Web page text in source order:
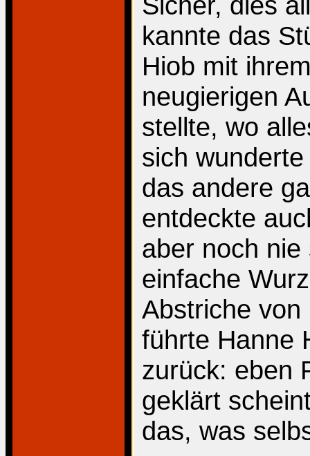
kannte das
Hiob mit
neugierigen
stellte, wo
sich
das andere
entdeckte
aber noch
einfache
Abstriche
führte Hanne
zurück: eben
geklärt
das, was